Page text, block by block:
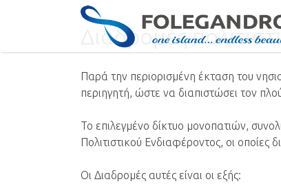
Folegandros – The Αuthentic
– Community of Folegandros
Αναζήτηση
Διαδρομές
Παρά την περιορισμένη έκταση του
περιηγητή, ώστε να διαπιστώσει τον
Το επιλεγμένο δίκτυο μονοπατιών,
Πολιτιστικού Ενδιαφέροντος, οι οποίες
Οι Διαδρομές αυτές είναι οι εξής: